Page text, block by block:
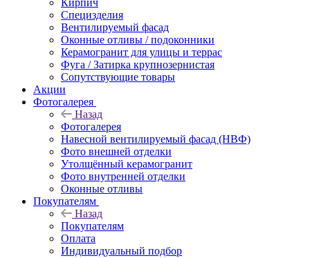
Кирпич
Специзделия
Вентилируемый фасад
Оконные отливы / подоконники
Керамогранит для улицы и террас
Фуга / Затирка крупнозернистая
Сопутствующие товары
Акции
Фотогалерея
Назад
Фотогалерея
Навесной вентилируемый фасад (НВФ)
Фото внешней отделки
Утолщённый керамогранит
Фото внутренней отделки
Оконные отливы
Покупателям
Назад
Покупателям
Оплата
Индивидуальный подбор